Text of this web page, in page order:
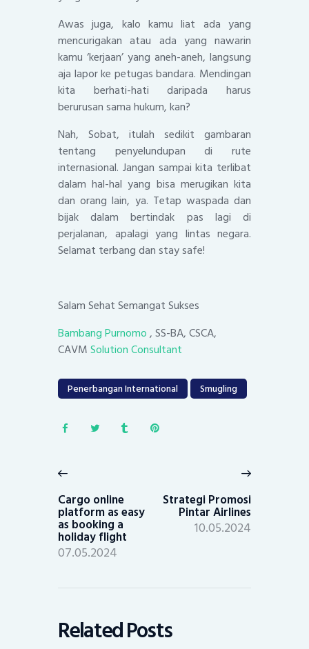
Awas juga, kalo kamu liat ada yang
mencurigakan atau ada yang nawarin
kamu ‘kerjaan’ yang aneh-aneh, langsung
aja lapor ke petugas bandara. Mendingan
kita berhati-hati daripada harus
berurusan sama hukum, kan?
Nah, Sobat, itulah sedikit gambaran
tentang penyelundupan di rute
internasional. Jangan sampai kita terlibat
dalam hal-hal yang bisa merugikan kita
dan orang lain, ya. Tetap waspada dan
bijak dalam bertindak pas lagi di
perjalanan, apalagi yang lintas negara.
Selamat terbang dan stay safe!
Salam Sehat Semangat Sukses
Bambang Purnomo, SS-BA, CSCA,
CAVMSolution Consultant
Penerbangan International Smugling
navigation
post:
Cargo online
platform as easy
as booking a
holiday flight
07.05.2024
Strategi Promosi
Pintar Airlines
10.05.2024
Related Posts